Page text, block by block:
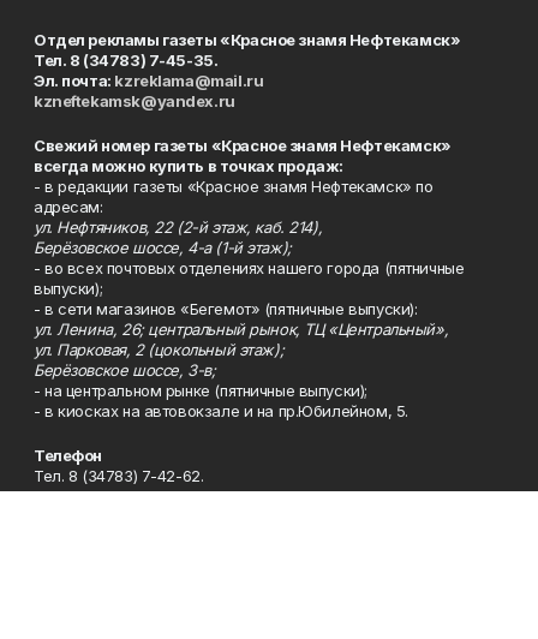
Отдел рекламы газеты «Красное знамя Нефтекамск»
Тел. 8 (34783) 7-45-35.
Эл. почта: kzreklama@mail.ru
kzneftekamsk@yandex.ru
Свежий номер газеты «Красное знамя Нефтекамск»
всегда можно купить в точках продаж:
- в редакции газеты «Красное знамя Нефтекамск» по
адресам:
ул. Нефтяников, 22 (2-й этаж, каб. 214),
Берёзовское шоссе, 4-а (1-й этаж);
- во всех почтовых отделениях нашего города (пятничные
выпуски);
- в сети магазинов «Бегемот» (пятничные выпуски):
ул. Ленина, 26; центральный рынок, ТЦ «Центральный»,
ул. Парковая, 2 (цокольный этаж);
Берёзовское шоссе, 3-в;
- на центральном рынке (пятничные выпуски);
- в киосках на автовокзале и на пр.Юбилейном, 5.
Телефон
Тел. 8 (34783) 7-42-62.